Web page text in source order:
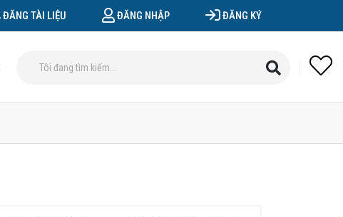
ĐĂNG TÀI LIỆU ĐĂNG NHẬP ĐĂNG KÝ